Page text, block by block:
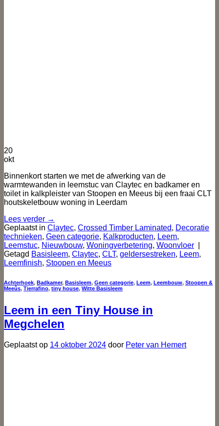
20
okt
Binnenkort starten we met de afwerking van de
warmtewanden in leemstuc van Claytec en badkamer en
toilet in kalkpleister van Stoopen en Meeus bij een fraai CLT
houtskeletbouw woning in Leerdam
Lees verder →
Geplaatst in Claytec, Crossed Timber Laminated, Decoratie
technieken, Geen categorie, Kalkproducten, Leem,
Leemstuc, Nieuwbouw, Woningverbetering, Woonvloer
Getagd Basisleem, Claytec, CLT, geldersestreken, Leem,
Leemfinish, Stoopen en Meeus
Achterhoek, Badkamer, Basisleem, Geen categorie, Leem, Leembouw, Stoopen &
Meeûs, Tierrafino, tiny house, Witte Basisleem
Leem in een Tiny House in
Megchelen
Geplaatst op 14 oktober 2024 door Peter van Hemert